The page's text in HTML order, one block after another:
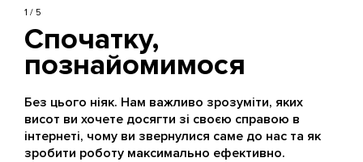
Спочатку,
познайомимося
1 / 5
Без цього ніяк. Нам важливо зрозуміти, яких
висот ви хочете досягти зі своєю справою в
інтернеті, чому ви звернулися саме до нас та як
зробити роботу максимально ефективно.